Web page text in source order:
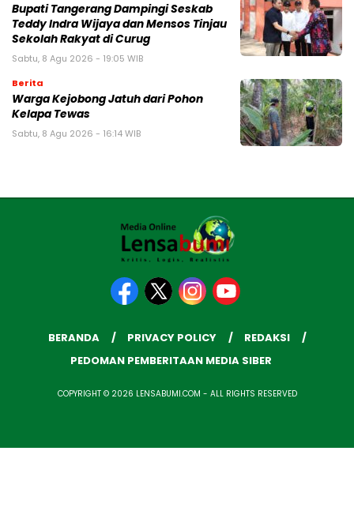
Bupati Tangerang Dampingi Seskab
Teddy Indra Wijaya dan Mensos Tinjau
Sekolah Rakyat di Curug
Sabtu, 8 Agu 2026 - 19:05 WIB
Berita
Warga Kejobong Jatuh dari Pohon
Kelapa Tewas
Sabtu, 8 Agu 2026 - 16:14 WIB
BERANDA PRIVACY POLICY
REDAKSI
PEDOMAN PEMBERITAAN MEDIA SIBER
COPYRIGHT © 2026 LENSABUMI.COM - ALL RIGHTS RESERVED